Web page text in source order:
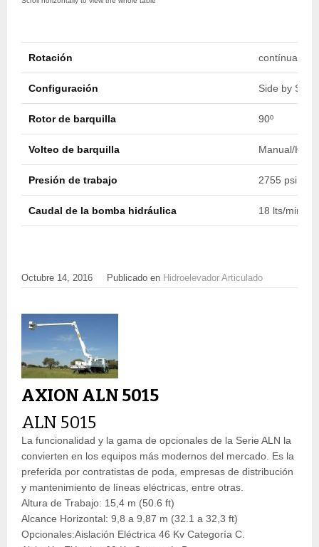
Rotación contínua
Configuración Side by Side
Rotor de barquilla 90º
Volteo de barquilla Manual/
Presión de trabajo 2755 psi
Caudal de la bomba hidráulica 18 lts/min
Octubre 14, 2016 Publicado en Hidroelevador Articulado
AXION ALN 5015
ALN 5015
La funcionalidad y la gama de opcionales de la Serie ALN la
convierten en los equipos más modernos del mercado. Es la
preferida por contratistas de poda, empresas de distribución
y mantenimiento de líneas eléctricas, entre otras.
Altura de Trabajo: 15,4 m (50.6 ft)
Alcance Horizontal: 9,8 a 9,87 m (32.1 a 32,3 ft)
Opcionales:Aislación Eléctrica 46 Kv Categoría C.